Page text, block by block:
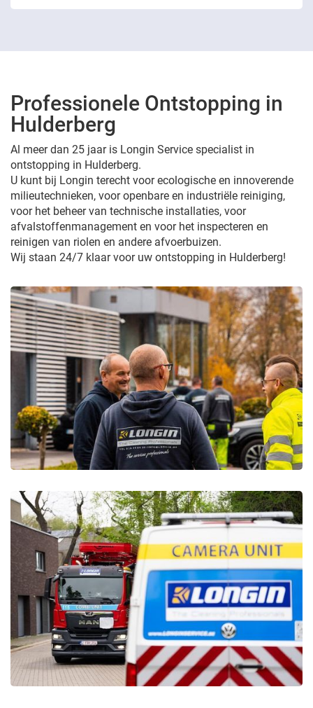
Professionele Ontstopping in
Hulderberg
Al meer dan 25 jaar is Longin Service specialist in
ontstopping in Hulderberg.
U kunt bij Longin terecht voor ecologische en innoverende
milieutechnieken, voor openbare en industriële reiniging,
voor het beheer van technische installaties, voor
afvalstoffenmanagement en voor het inspecteren en
reinigen van riolen en andere afvoerbuizen.
Wij staan 24/7 klaar voor uw ontstopping in Hulderberg!